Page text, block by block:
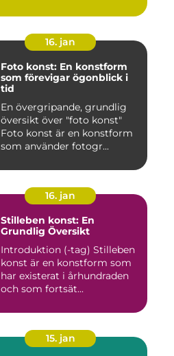
16. jan
Foto konst: En konstform
som förevigar ögonblick i
tid
En övergripande, grundlig
översikt över "foto konst"
Foto konst är en konstform
som använder fotogr...
16. jan
Stilleben konst: En
Grundlig Översikt
Introduktion (-tag) Stilleben
konst är en konstform som
har existerat i århundraden
och som fortsät...
15. jan